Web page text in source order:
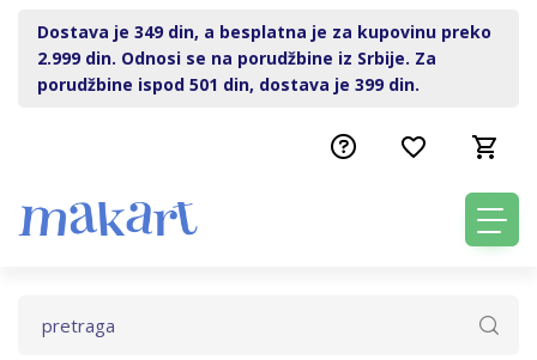
Dostava je 349 din, a besplatna je za kupovinu preko
2.999 din. Odnosi se na porudžbine iz Srbije. Za
porudžbine ispod 501 din, dostava je 399 din.